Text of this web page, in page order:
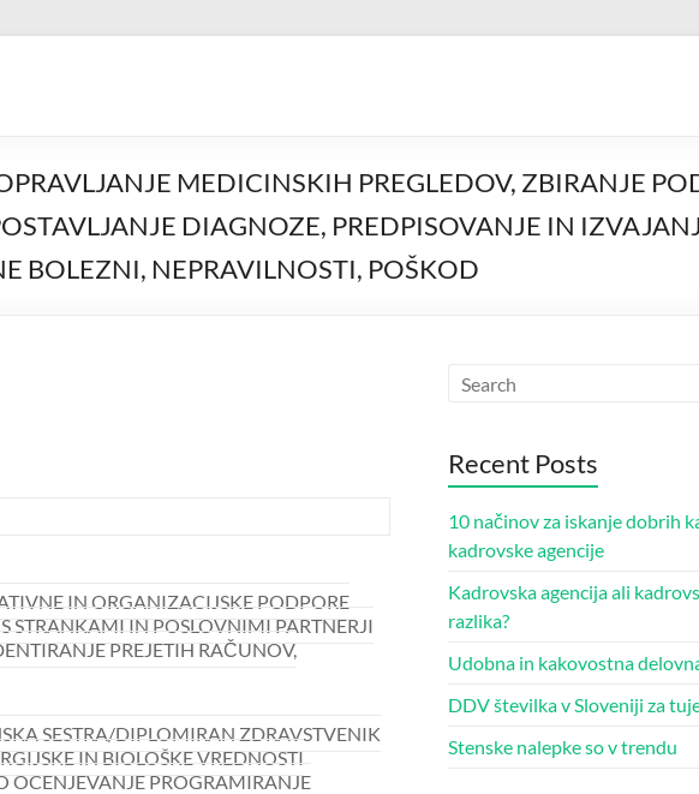
MEDICINSKIH PREGLEDOV, ZBIRANJE
DIAGNOZE, PREDPISOVANJE IN
BOLEZNI, NEPRAVILNOSTI, POŠKOD
IN ORGANIZACIJSKE PODPORE
STRANKAMI IN POSLOVNIMI PARTNERJI
PREJETIH RAČUNOV,
SESTRA/DIPLOMIRAN ZDRAVSTVENIK
IN BIOLOŠKE VREDNOSTI
OCENJEVANJE PROGRAMIRANJE
Recent Posts
10 načinov za iskanje dobrih
kadrovske agencije
Kadrovska agencija ali
razlika?
Udobna in kakovostna
DDV številka v Sloveniji za
Stenske nalepke so v trendu